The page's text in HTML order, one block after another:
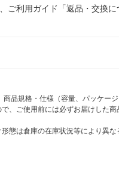
ご利用ガイド「返品・交換
品規格・仕様（容量、パッケー
、ご使用前には必ずお届けした
態は倉庫の在庫状況等により異